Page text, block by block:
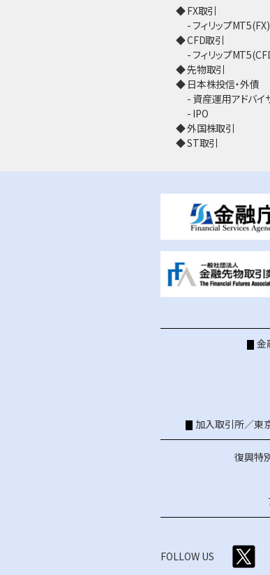
FX取引
フィリップMT5(FX)
CFD取引
フィリップ
先物取引
日本株投信・外債
資産運用アドバイ
IPO
外国株取引
ST取引
金
加入取引所／東
復興特
FOLLOW US